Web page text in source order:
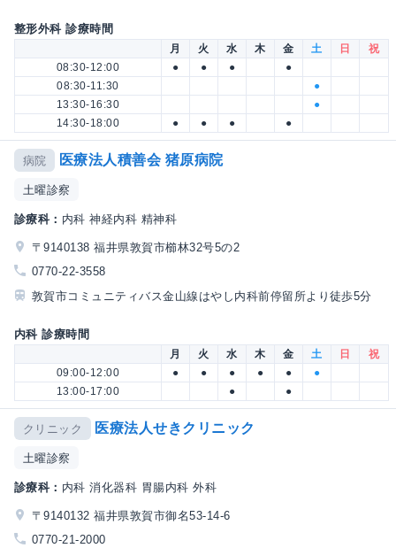
整形外科 診療時間
月 火 水 木 金 土 日
祝
08:30-12:00
● ● ●
●
08:30-11:30
●
13:30-16:30
●
14:30-18:00
● ● ● ●
病院 医療法人積善会 猪原病院
土曜診察
診療科： 内科 神経内科 精神科
〒9140138 福井県敦賀市櫛林32号5の2
0770-22-3558
敦賀市コミュニティバス金山線はやし内科前停留所より徒歩5分
内科 診療時間
月 火 水 木 金 土 日
祝
09:00-12:00
● ● ● ● ●
●
13:00-17:00
● ●
クリニック 医療法人せきクリニック
土曜診察
診療科： 内科 消化器科 胃腸内科 外科
〒9140132 福井県敦賀市御名53-14-6
0770-21-2000